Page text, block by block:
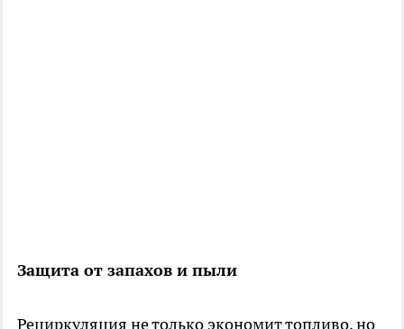
Защита от запахов и пыли
Рециркуляция не только экономит топливо, но